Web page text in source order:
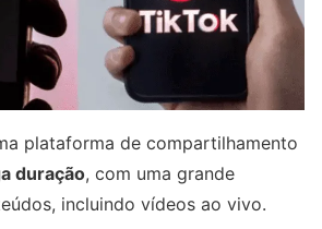
plataforma de compartilhamento
duração, com uma grande
incluindo vídeos ao vivo.